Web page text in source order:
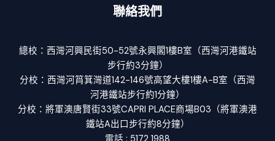
聯絡我們
總校：西灣河興民街50-52號永興閣1樓B室（西灣河港鐵站
步行約3分鐘）
分校：西灣河筲箕灣道142-146號高望大樓1樓A-B室（西灣
河港鐵站步行約1分鐘）
分校：將軍澳唐賢街33號CAPRI PLACE商場B03（將軍澳港
鐵站A出口步行約8分鐘）